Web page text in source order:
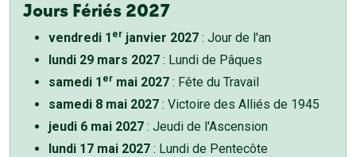
Jours Fériés 2027
vendredi 1 er janvier 2027 : Jour de l'an
lundi 29 mars 2027 : Lundi de Pâques
samedi 1 er mai 2027 : Fête du Travail
samedi 8 mai 2027 : Victoire des Alliés de 1945
jeudi 6 mai 2027 : Jeudi de l'Ascension
lundi 17 mai 2027 : Lundi de Pentecôte